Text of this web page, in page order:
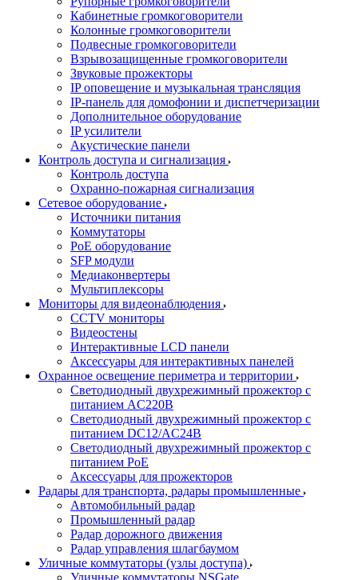
Кабинетные громкоговорители
Колонные громкоговорители
Подвесные громкоговорители
Взрывозащищенные громкоговорители
Звуковые прожекторы
IP оповещение и музыкальная трансляция
IP-панель для домофонии и диспетчеризации
Дополнительное оборудование
IP усилители
Акустические панели
Контроль доступа и сигнализация
Контроль доступа
Охранно-пожарная сигнализация
Сетевое оборудование
Источники питания
Коммутаторы
PoE оборудование
SFP модули
Медиаконвертеры
Мультиплексоры
Мониторы для видеонаблюдения
CCTV мониторы
Видеостены
Интерактивные LCD панели
Аксессуары для интерактивных панелей
Охранное освещение периметра и территории
Светодиодный двухрежимный прожектор с
питанием AC220В
Светодиодный двухрежимный прожектор с
питанием DC12/AC24В
Светодиодный двухрежимный прожектор с
питанием PoE
Аксессуары для прожекторов
Радары для транспорта, радары промышленные
Автомобильный радар
Промышленный радар
Радар дорожного движения
Радар управления шлагбаумом
Уличные коммутаторы (узлы доступа)
Уличные коммутаторы NSGate